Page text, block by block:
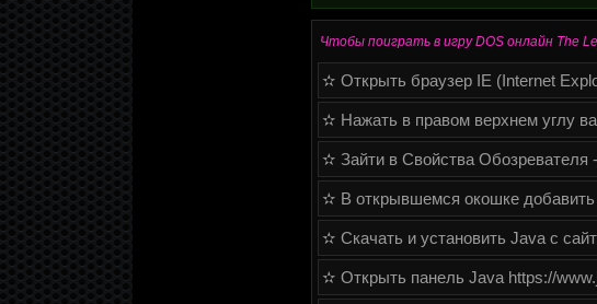
Чтобы поиграть в игру DOS онлайн The
✫ Открыть браузер IE (Internet
✫ Нажать в правом верхнем углу
✫ Зайти в Свойства
✫ В открывшемся окошке
✫ Скачать и установить Java с
✫ Открыть панель Java https://